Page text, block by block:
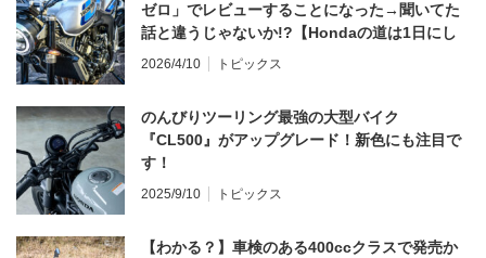
ゼロ」でレビューすることになった→聞いてた
話と違うじゃないか!?【Hondaの道は1日にし
てならず／CB1000F ①第一印象 編】
2026/4/10 トピックス
のんびりツーリング最強の大型バイク
『CL500』がアップグレード！新色にも注目で
す！
2025/9/10 トピックス
【わかる？】車検のある400ccクラスで発売か